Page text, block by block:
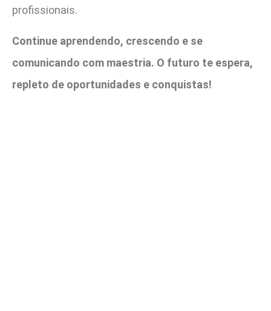
profissionais.
Continue aprendendo, crescendo e se
comunicando com maestria. O futuro te espera,
repleto de oportunidades e conquistas!